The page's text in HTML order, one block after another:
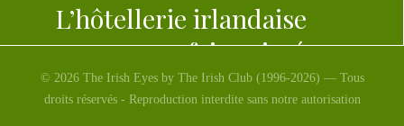
L’hôtellerie irlandaise
encore une fois primée
Nous ne cessons de vous le dire, l’offre hôtelière
© 2026 The Irish Eyes by The Irish Club (1996-2026) — Tous
droits réservés - Reproduction interdite sans notre autorisation